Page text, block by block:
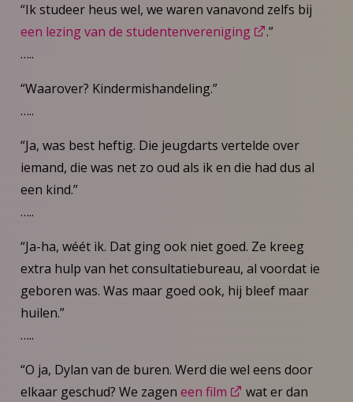
“Ik studeer heus wel, we waren vanavond zelfs bij
een lezing van de studentenvereniging
.”
…..
“Waarover? Kindermishandeling.”
…..
“Ja, was best heftig. Die jeugdarts vertelde over
iemand, die was net zo oud als ik en die had dus al
een kind.”
…..
“Ja-ha, wéét ik. Dat ging ook niet goed. Ze kreeg
extra hulp van het consultatiebureau, al voordat ie
geboren was. Was maar goed ook, hij bleef maar
huilen.”
…..
“O ja, Dylan van de buren. Werd die wel eens door
elkaar geschud? We zagen een film
wat er dan